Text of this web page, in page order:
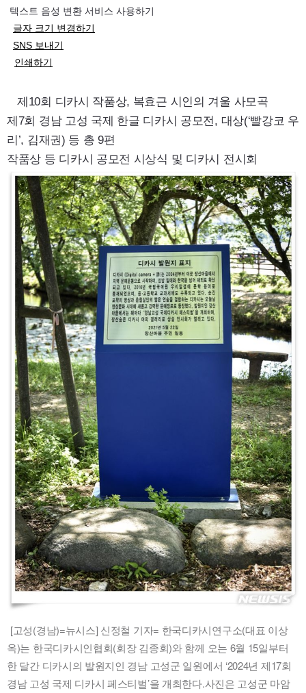
텍스트 음성 변환 서비스 사용하기
글자 크기 변경하기
SNS 보내기
인쇄하기
제10회 디카시 작품상, 복효근 시인의 겨울 사모곡
제7회 경남 고성 국제 한글 디카시 공모전, 대상(‘빨강코 우
리 ’, 김재권) 등 총 9편
작품상 등 디카시 공모전 시상식 및 디카시 전시회
[고성(경남)=뉴시스] 신정철 기자= 한국디카시연구소(대표 이상
옥)는 한국디카시인협회(회장 김종회)와 함께 오는 6월 15일부터
한 달간 디카시의 발원지인 경남 고성군 일원에서 ‘2024년 제17회
경남 고성 국제 디카시 페스티벌’을 개최한다.사진은 고성군 마암